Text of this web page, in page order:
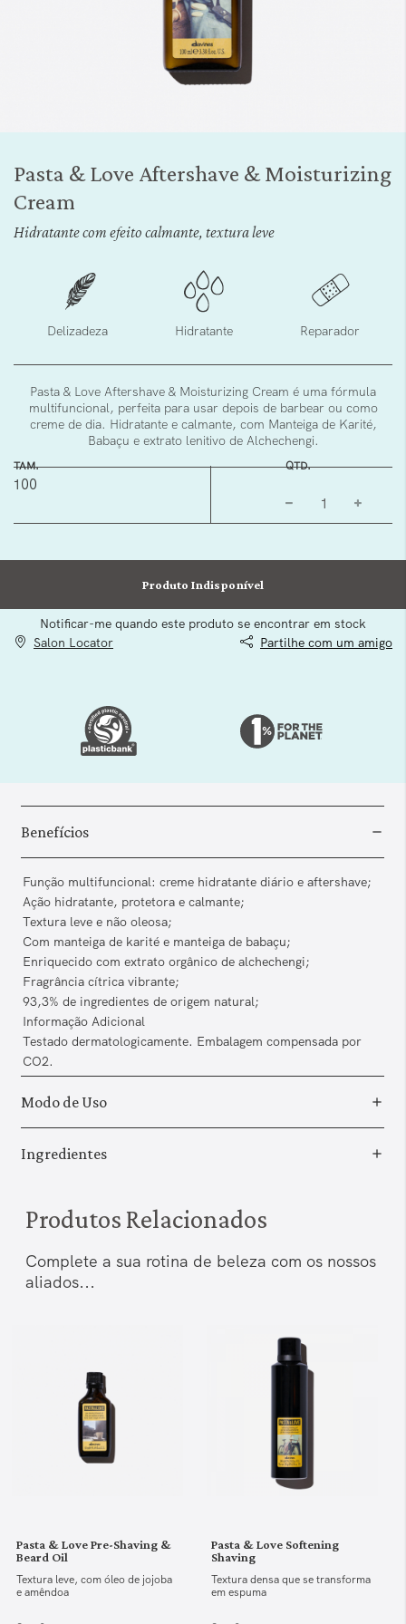
início
Galeria
Pasta & Love Aftershave & Moisturizing
Cream
Hidratante com efeito calmante, textura leve
Delizadeza Hidratante Reparador
Pasta & Love Aftershave & Moisturizing Cream é uma fórmula
multifuncional, perfeita para usar depois de barbear ou como
creme de dia. Hidratante e calmante, com Manteiga de Karité,
Babaçu e extrato lenitivo de Alchechengi.
Produto Indisponível
Notificar-me quando este produto se encontrar em stock
TAM. QTD.
100
Salon Locator Partilhe com um amigo
Benefícios
Função multifuncional: creme hidratante diário e aftershave;
Ação hidratante, protetora e calmante;
Textura leve e não oleosa;
Com manteiga de karité e manteiga de babaçu;
Enriquecido com extrato orgânico de alchechengi;
Fragrância cítrica vibrante;
93,3% de ingredientes de origem natural;
Informação Adicional
Testado dermatologicamente. Embalagem compensada por
CO2.
Modo de Uso
Ingredientes
Produtos Relacionados
Complete a sua rotina de beleza com os nossos
aliados...
Pasta & Love Pre-Shaving &
Beard Oil
Textura leve, com óleo de jojoba
e amêndoa
Pasta & Love Softening
Shaving
Textura densa que se transforma
em espuma